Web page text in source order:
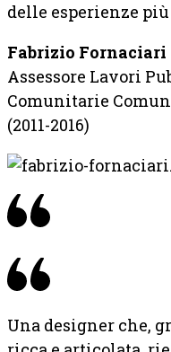
delle esperienze
Fabrizio Fornaciari
Assessore Lavori
Comunitarie
(2011-2016)
Una designer che,